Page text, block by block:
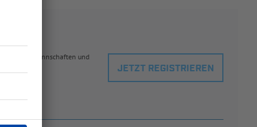
Mannschaften und
JETZT REGISTRIEREN